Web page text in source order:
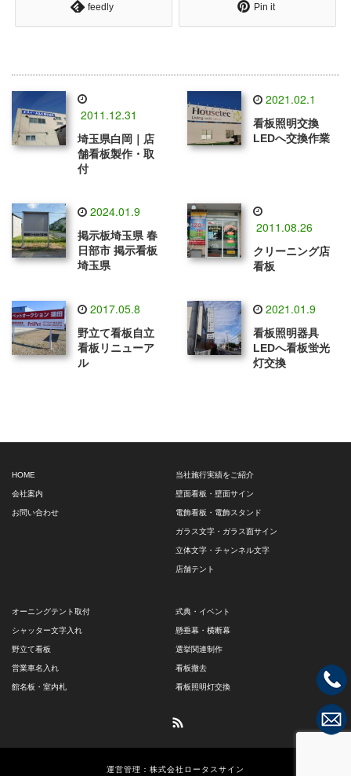
feedly Pin it
2011.12.31
埼玉県白岡｜店
舗看板製作・取
付
2021.02.1
看板照明交換
LEDへ交換作業
2024.01.9
掲示板埼玉県 春
日部市 掲示看板
埼玉県
2011.08.26
クリーニング店
看板
2017.05.8
野立て看板自立
看板リニューア
ル
2021.01.9
看板照明器具
LEDへ看板蛍光
灯交換
HOME
会社案内
お問い合わせ
当社施行実績をご紹介
壁面看板・壁面サイン
電飾看板・電飾スタンド
ガラス文字・ガラス面サイン
立体文字・チャンネル文字
店舗テント
オーニングテント取付
シャッター文字入れ
野立て看板
営業車名入れ
館名板・室内札
式典・イベント
懸垂幕・横断幕
選挙関連制作
看板撤去
看板照明灯交換
運営管理：株式会社ロータスサイン